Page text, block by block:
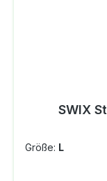
SWIX
Größe: L